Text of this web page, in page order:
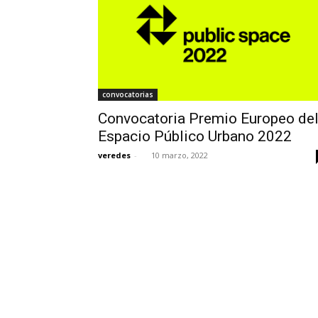
convocatorias
Convocatoria Premio Europeo del
Espacio Público Urbano 2022
veredes - 10 marzo, 2022